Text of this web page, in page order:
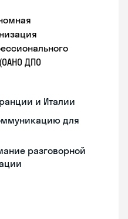
ДПО
и Италии
для
разговорной